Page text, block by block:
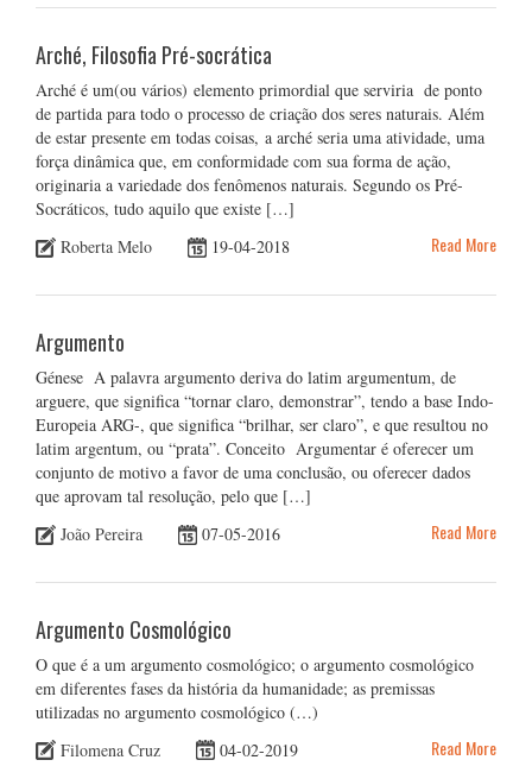
Arché, Filosofia Pré-socrática
Arché é um(ou vários) elemento primordial que serviria de ponto
de partida para todo o processo de criação dos seres naturais. Além
de estar presente em todas coisas, a arché seria uma atividade, uma
força dinâmica que, em conformidade com sua forma de ação,
originaria a variedade dos fenômenos naturais. Segundo os Pré-
Socráticos, tudo aquilo que existe […]
Roberta Melo
19-04-2018 Read More
Argumento
Génese A palavra argumento deriva do latim argumentum, de
arguere, que significa “tornar claro, demonstrar”, tendo a base Indo-
Europeia ARG-, que significa “brilhar, ser claro”, e que resultou no
latim argentum, ou “prata”. Conceito Argumentar é oferecer um
conjunto de motivo a favor de uma conclusão, ou oferecer dados
que aprovam tal resolução, pelo que […]
João Pereira
07-05-2016 Read More
Argumento Cosmológico
O que é a um argumento cosmológico; o argumento cosmológico
em diferentes fases da história da humanidade; as premissas
utilizadas no argumento cosmológico (…)
Filomena Cruz
04-02-2019 Read More